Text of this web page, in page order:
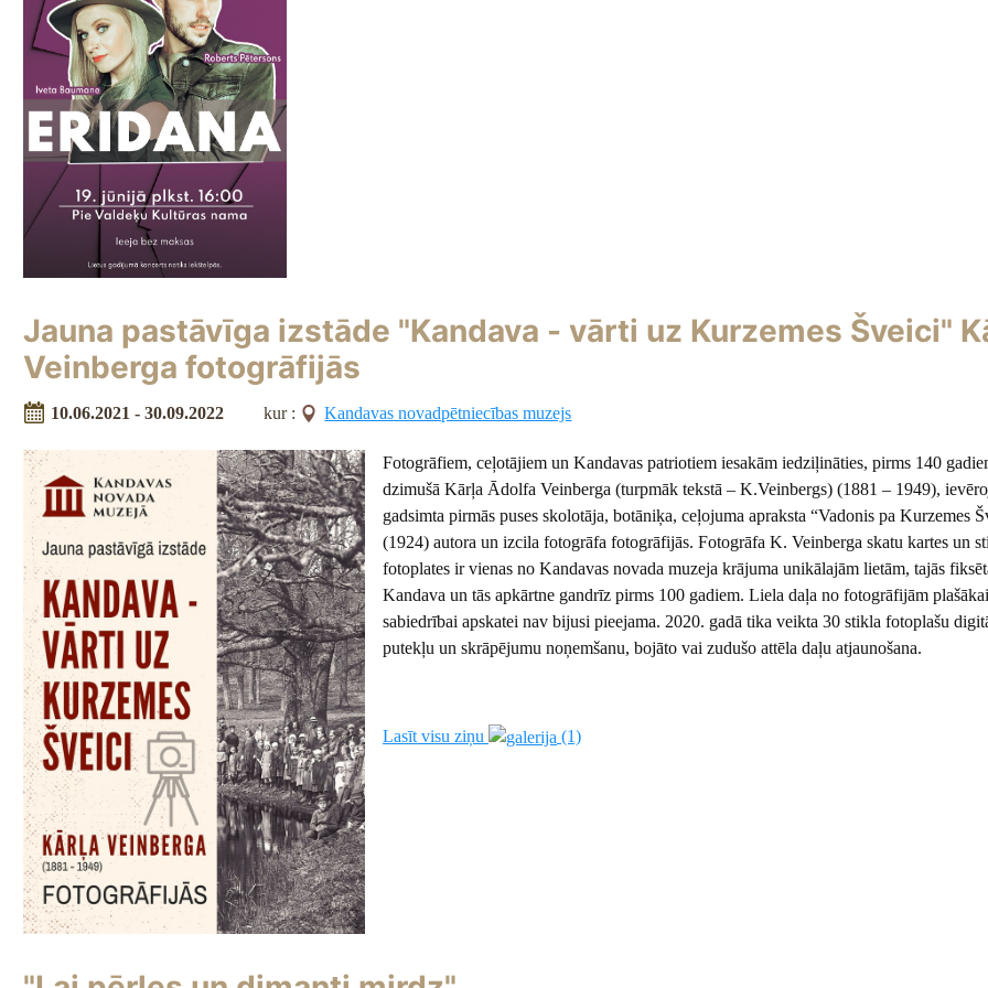
Jauna pastāvīga izstāde "Kandava - vārti uz Kurzemes Šveici"
Veinberga fotogrāfijās
10.06.2021 - 30.09.2022 kur : Kandavas novadpētniecības muzejs
Fotogrāfiem, ceļotājiem un Kandavas patriotiem iesakām iedziļināties, pirms 140
dzimušā Kārļa Ādolfa Veinberga (turpmāk tekstā – K.Veinbergs) (1881 – 1949),
gadsimta pirmās puses skolotāja, botāniķa, ceļojuma apraksta “Vadonis pa Kurzemes
(1924) autora un izcila fotogrāfa fotogrāfijās. Fotogrāfa K. Veinberga skatu kartes un
fotoplates ir vienas no Kandavas novada muzeja krājuma unikālajām lietām, tajās
Kandava un tās apkārtne gandrīz pirms 100 gadiem. Liela daļa no fotogrāfijām plašākai
sabiedrībai apskatei nav bijusi pieejama. 2020. gadā tika veikta 30 stikla fotoplašu
putekļu un skrāpējumu noņemšanu, bojāto vai zudušo attēla daļu atjaunošana.
Lasīt visu ziņu (1)